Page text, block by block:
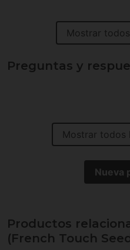
Mostrar
Preguntas y
Mostrar todos
Nueva
Productos
(French Touch